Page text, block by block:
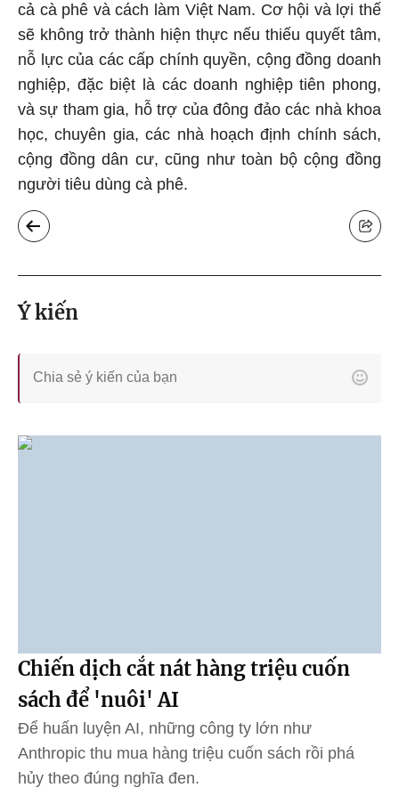
cả cà phê và cách làm Việt Nam. Cơ hội và lợi thế
sẽ không trở thành hiện thực nếu thiếu quyết tâm,
nỗ lực của các cấp chính quyền, cộng đồng doanh
nghiệp, đặc biệt là các doanh nghiệp tiên phong,
và sự tham gia, hỗ trợ của đông đảo các nhà khoa
học, chuyên gia, các nhà hoạch định chính sách,
cộng đồng dân cư, cũng như toàn bộ cộng đồng
người tiêu dùng cà phê.
Ý kiến
Chiến dịch cắt nát hàng triệu cuốn
sách để 'nuôi' AI
Để huấn luyện AI, những công ty lớn như
Anthropic thu mua hàng triệu cuốn sách rồi phá
hủy theo đúng nghĩa đen.